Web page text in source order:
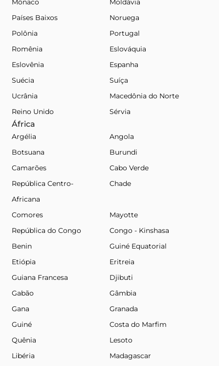
Mônaco
Moldávia
Países Baixos
Noruega
Polônia
Portugal
Romênia
Eslováquia
Eslovênia
Espanha
Suécia
Suíça
Ucrânia
Macedônia do Norte
Reino Unido
Sérvia
África
Argélia
Angola
Botsuana
Burundi
Camarões
Cabo Verde
República Centro-
Africana
Chade
Comores
Mayotte
República do Congo
Congo - Kinshasa
Benin
Guiné Equatorial
Etiópia
Eritreia
Guiana Francesa
Djibuti
Gabão
Gâmbia
Gana
Granada
Guiné
Costa do Marfim
Quênia
Lesoto
Libéria
Madagascar